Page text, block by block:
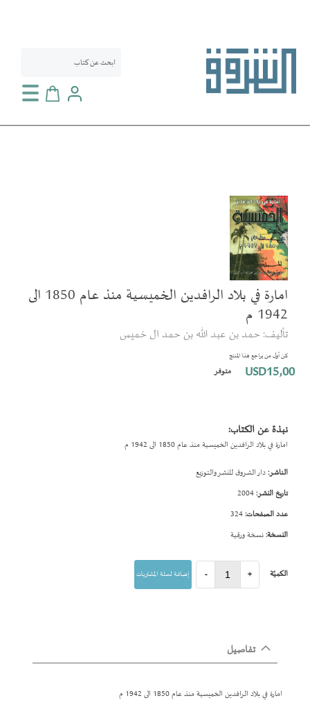
سلة التسوق
امارة في بلاد الرافدين الخميسية منذ عام 1850 الى
1942 م
تأليف: حمد بن عبد الله بن حمد ال خميس
كن أول من يراجع هذا المنتج
USD15٫00 متوفر
نبذة عن الكتاب:
امارة في بلاد الرافدين الخميسية منذ عام 1850 الى 1942 م
الناشر:دار الشروق للنشر والتوزيع
تاريخ النشر:
عدد الصفحات:
النسخة:نسخة ورقية
الكميّة - + إضافة لسلة المشتريات
انتقل
إلى
النهاية
معرض
الصور
تخطي
بداية
معرض
تفاصيل
امارة في بلاد الرافدين الخميسية منذ عام 1850 الى 1942 م